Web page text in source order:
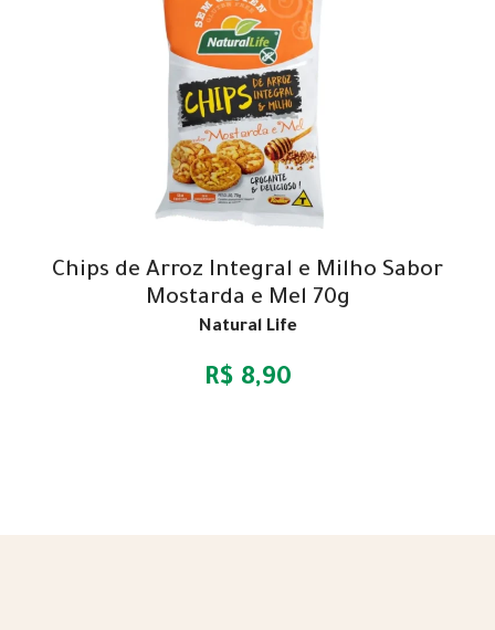
Chips de Arroz Integral e Milho Sabor
Mostarda e Mel 70g
Natural Life
R$ 8,90